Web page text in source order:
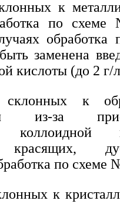
к
по
обработка
заменена
кислоты (до 2 г/
к
из-за
коллоидной
красящих,
по схеме
к